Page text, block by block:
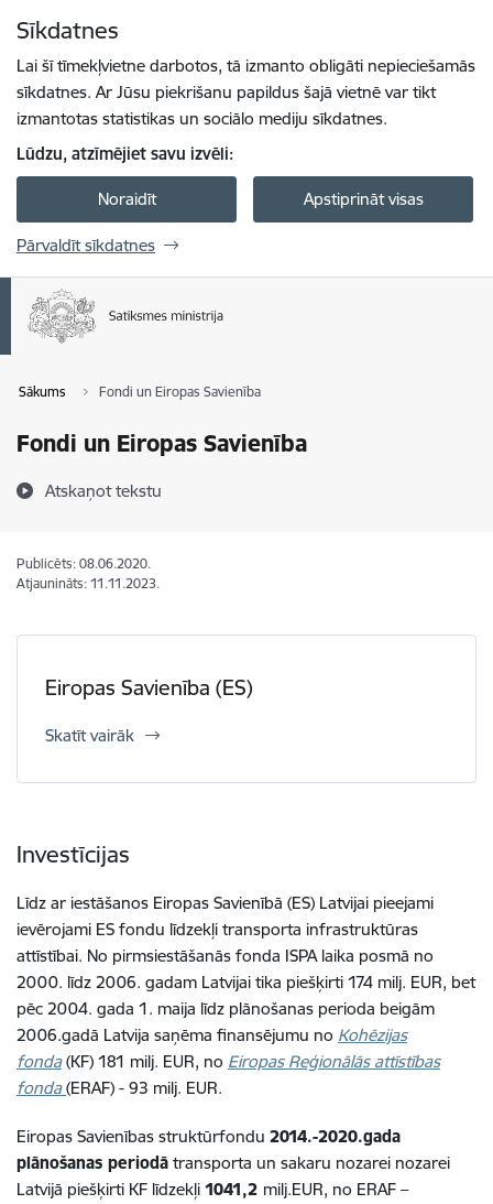
Sīkdatnes
Lai šī tīmekļvietne darbotos, tā izmanto obligāti nepieciešamās
sīkdatnes. Ar Jūsu piekrišanu papildus šajā vietnē var tikt
izmantotas statistikas un sociālo mediju sīkdatnes.
Lūdzu, atzīmējiet savu izvēli:
Noraidīt Apstiprināt visas
Pārvaldīt sīkdatnes
Sākums Fondi un Eiropas Savienība
Fondi un Eiropas Savienība
Atskaņot tekstu
Publicēts: 08.06.2020.
Atjaunināts: 11.11.2023.
Eiropas Savienība (ES)
Skatīt vairāk
Investīcijas
Līdz ar iestāšanos Eiropas Savienībā (ES) Latvijai pieejami
ievērojami ES fondu līdzekļi transporta infrastruktūras
attīstībai. No pirmsiestāšanās fonda ISPA laika posmā no
2000. līdz 2006. gadam Latvijai tika piešķirti 174 milj. EUR, bet
pēc 2004. gada 1. maija līdz plānošanas perioda beigām
2006.gadā Latvija saņēma finansējumu no Kohēzijas
fonda(KF) 181 milj. EUR, no Eiropas Reģionālās attīstības
fonda(ERAF) - 93 milj. EUR.
Eiropas Savienības struktūrfondu 2014.-2020.gada
plānošanas periodā transporta un sakaru nozarei nozarei
Latvijā piešķirti KF līdzekļi 1041,2 milj.EUR, no ERAF –